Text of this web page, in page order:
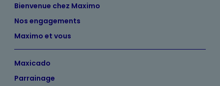
Bienvenue chez Maximo
Nos engagements
Maximo et vous
Maxicado
Parrainage